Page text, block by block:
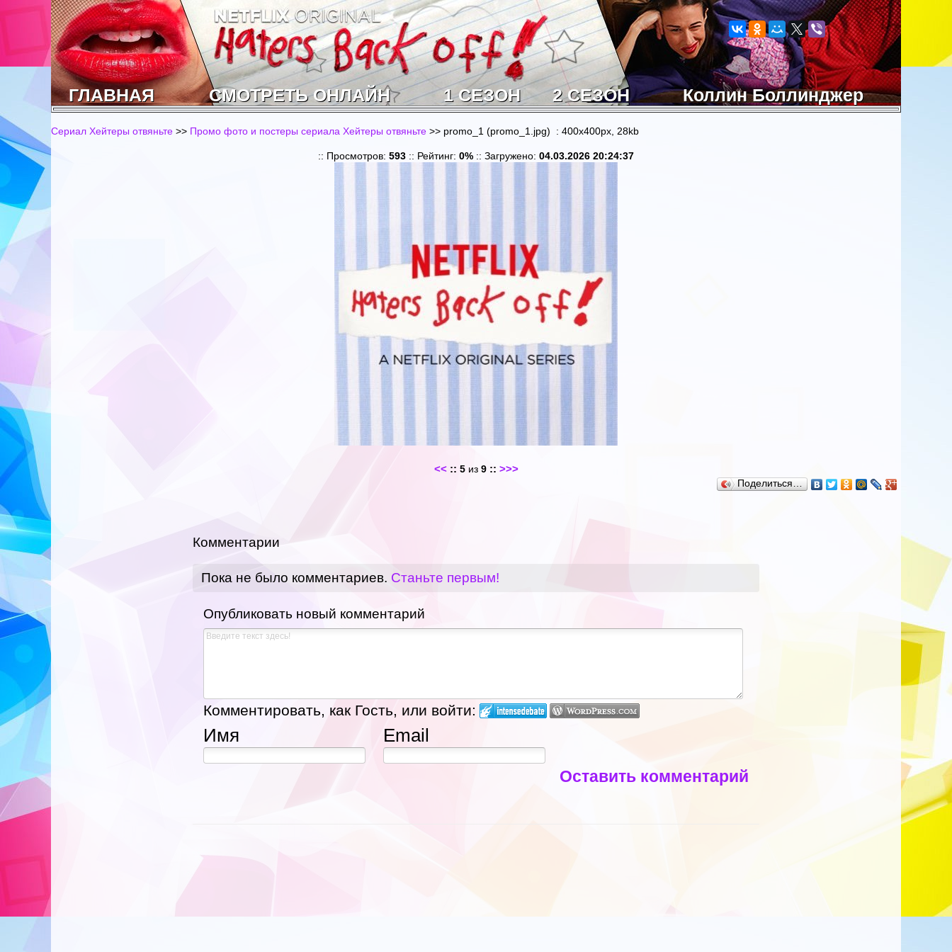
ГЛАВНАЯ СМОТРЕТЬ ОНЛАЙН 1 СЕЗОН 2 СЕЗОН Коллин Боллинджер
Сериал Хейтеры отвяньте >> Промо фото и постеры сериала Хейтеры отвяньте >> promo_1 (promo_1.jpg) : 400x400px, 28kb
:: Просмотров: 593 :: Рейтинг: 0% :: Загружено: 04.03.2026 20:24:37
<<:: 5из 9 :: >>>
Поделиться…
Комментарии
Пока не было комментариев. Станьте первым!
Опубликовать новый комментарий
Комментировать, как Гость, или войти:
Имя Email
Оставить комментарий